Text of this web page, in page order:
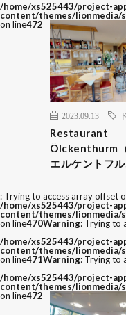
/home/xs525443/project-
content/themes/lionmedia/
on line472
2023.09.13
Restaurant
Ölckenthurm
エルケントフル
: Trying to access array offset
/home/xs525443/project-
content/themes/lionmedia/
on line470Warning: Trying to
/home/xs525443/project-
content/themes/lionmedia/
on line471Warning: Trying to
/home/xs525443/project-
content/themes/lionmedia/
on line472